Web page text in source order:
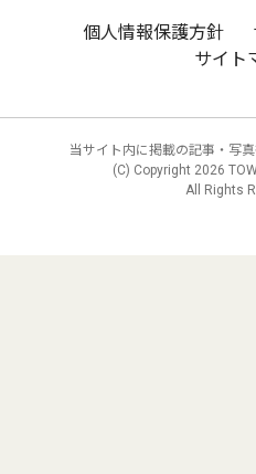
個人情報保護方針
サイト
当サイト内に掲載の記事・写
(C) Copyright 2026
All Rights